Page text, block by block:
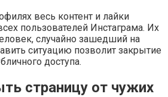
весь контент и лайки
пользователей Инстаграма. Их
случайно зашедший на
ситуацию позволит закрытие
доступа.
страницу от чужих